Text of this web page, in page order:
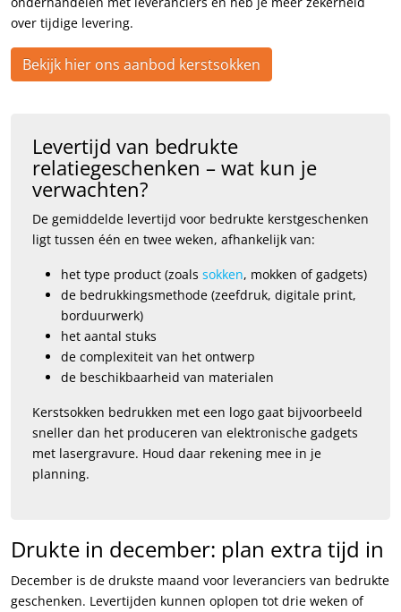
over tijdige levering.
Bekijk hier ons aanbod kerstsokken
Levertijd van bedrukte
relatiegeschenken – wat kun je
verwachten?
De gemiddelde levertijd voor bedrukte kerstgeschenken
ligt tussen één en twee weken, afhankelijk van:
het type product (zoals sokken, mokken of gadgets)
de bedrukkingsmethode (zeefdruk, digitale print,
borduurwerk)
het aantal stuks
de complexiteit van het ontwerp
de beschikbaarheid van materialen
Kerstsokken bedrukken met een logo gaat bijvoorbeeld
sneller dan het produceren van elektronische gadgets
met lasergravure. Houd daar rekening mee in je
planning.
Drukte in december: plan extra tijd in
December is de drukste maand voor leveranciers van bedrukte
geschenken. Levertijden kunnen oplopen tot drie weken of